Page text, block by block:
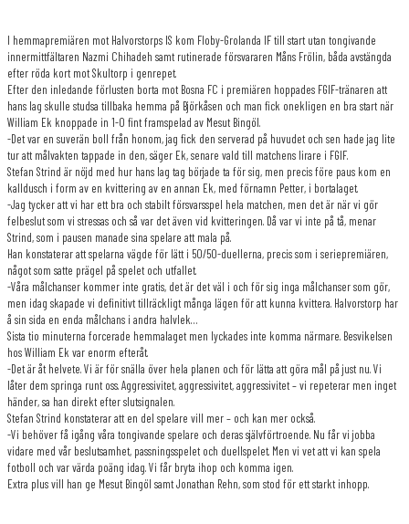
BILDGALLERI
DOKUMENT
KONTAKT
I hemmapremiären mot Halvorstorps IS kom Floby-Grolanda IF till start utan tongivande
innermittfältaren Nazmi Chihadeh samt rutinerade försvararen Måns Frölin, båda avstängda
efter röda kort mot Skultorp i genrepet.
Efter den inledande förlusten borta mot Bosna FC i premiären hoppades FGIF-tränaren att
hans lag skulle studsa tillbaka hemma på Björkåsen och man fick onekligen en bra start när
William Ek knoppade in 1-0 fint framspelad av Mesut Bingöl.
-Det var en suverän boll från honom, jag fick den serverad på huvudet och sen hade jag lite
tur att målvakten tappade in den, säger Ek, senare vald till matchens lirare i FGIF.
Stefan Strind är nöjd med hur hans lag tag började ta för sig, men precis före paus kom en
kalldusch i form av en kvittering av en annan Ek, med förnamn Petter, i bortalaget.
-Jag tycker att vi har ett bra och stabilt försvarsspel hela matchen, men det är när vi gör
felbeslut som vi stressas och så var det även vid kvitteringen. Då var vi inte på tå, menar
Strind, som i pausen manade sina spelare att mala på.
Han konstaterar att spelarna vägde för lätt i 50/50-duellerna, precis som i seriepremiären,
något som satte prägel på spelet och utfallet.
-Våra målchanser kommer inte gratis, det är det väl i och för sig inga målchanser som gör,
men idag skapade vi definitivt tillräckligt många lägen för att kunna kvittera. Halvorstorp har
å sin sida en enda målchans i andra halvlek…
Sista tio minuterna forcerade hemmalaget men lyckades inte komma närmare. Besvikelsen
hos William Ek var enorm efteråt.
-Det är åt helvete. Vi är för snälla över hela planen och för lätta att göra mål på just nu. Vi
låter dem springa runt oss. Aggressivitet, aggressivitet, aggressivitet – vi repeterar men inget
händer, sa han direkt efter slutsignalen.
Stefan Strind konstaterar att en del spelare vill mer – och kan mer också.
-Vi behöver få igång våra tongivande spelare och deras självförtroende. Nu får vi jobba
vidare med vår beslutsamhet, passningsspelet och duellspelet. Men vi vet att vi kan spela
fotboll och var värda poäng idag. Vi får bryta ihop och komma igen.
Extra plus vill han ge Mesut Bingöl samt Jonathan Rehn, som stod för ett starkt inhopp.